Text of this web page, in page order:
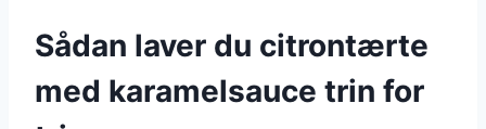
Sådan laver du citrontærte
med karamelsauce trin for